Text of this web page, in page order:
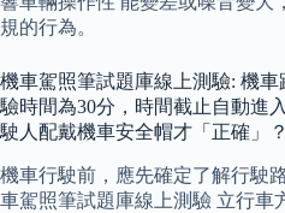
規的行為。
機車駕照筆試題庫線上測驗: 機
驗時間為30分，時間截止自動進
駛人配戴機車安全帽才「正確」
機車行駛前，應先確定了解行駛
車駕照筆試題庫線上測驗 立行車